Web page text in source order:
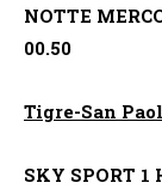
NOTTE
00.50
Tigre-San
SKY SPORT 1